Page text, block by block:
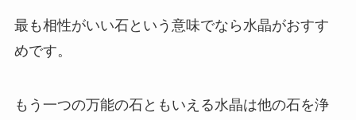
最も相性がいい石という意味でなら水晶がおすす
めです。
もう一つの万能の石ともいえる水晶は他の石を浄